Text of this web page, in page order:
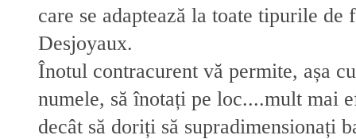
care se adaptează la toate tipurile de
Desjoyaux.
Înotul contracurent vă permite, așa
numele, să înotați pe loc....mult mai
decât să doriți să supradimensionați